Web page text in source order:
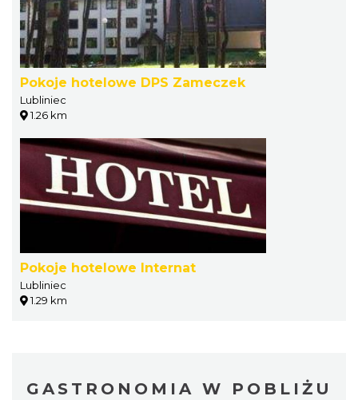
Pokoje hotelowe DPS Zameczek
Lubliniec
1.26 km
Pokoje hotelowe Internat
Lubliniec
1.29 km
GASTRONOMIA W POBLIŻU